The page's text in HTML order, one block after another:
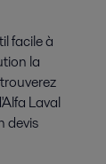
facile à
la
Laval
devis